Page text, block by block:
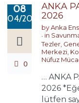
08
04/2026
0
ANKA
2026
byAnka
in
Tezler
Merkezi
Nüfuz
… ANKA
2026
lütfen